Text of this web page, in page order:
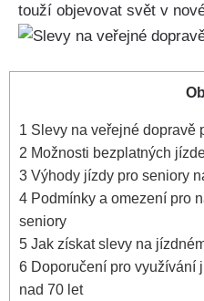
touží objevovat⁣ svět v
1 Slevy na veřejné dopravě⁣
2 Možnosti bezplatných
3 Výhody jízdy pro seniory
4 Podmínky a omezení pro
seniory
5 Jak získat slevy na
6 Doporučení pro využívání⁣
nad 70 let